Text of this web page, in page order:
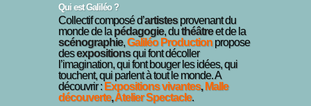
Qui est Galiléo ?
Collectif composé d’artistesprovenant du
monde de lapédagogie, duthéâtreet de la
scénographie,Galiléo Productionpropose
desexpositionsqui font décoller
l’imagination, qui font bouger les idées, qui
touchent, qui parlent à tout le monde. A
découvrir : Expositions vivantes, Malle
découverte,Atelier Spectacle.